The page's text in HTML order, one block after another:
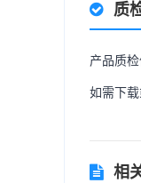
质
产品质
如需下
相